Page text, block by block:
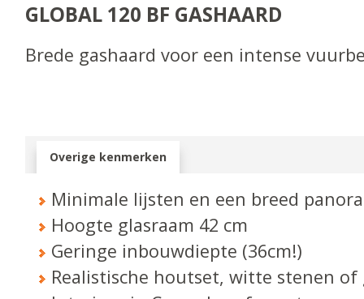
GLOBAL 120 BF GASHAARD
Brede gashaard voor een intense
Overige kenmerken
Minimale lijsten en een breed
Hoogte glasraam 42 cm
Geringe inbouwdiepte (36cm!)
Realistische houtset, witte stenen